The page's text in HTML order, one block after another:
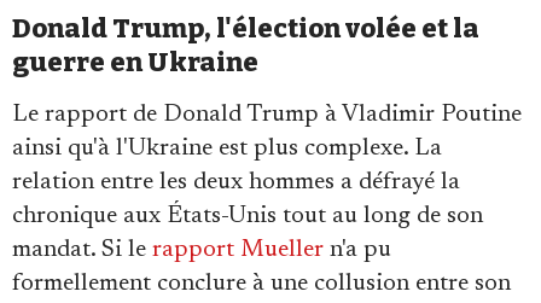
Donald Trump, l'élection volée et la
guerre en Ukraine
Le rapport de Donald Trump à Vladimir Poutine
ainsi qu'à l'Ukraine est plus complexe. La
relation entre les deux hommes a défrayé la
chronique aux États-Unis tout au long de son
mandat. Si le rapport Mueller n'a pu
formellement conclure à une collusion entre son